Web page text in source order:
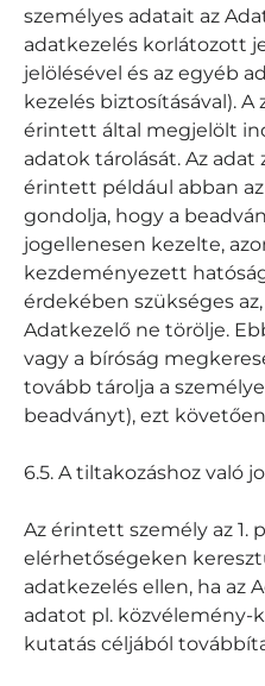
személyes adatait az
adatkezelés korlátozott
jelölésével és az egyéb
kezelés biztosításával).
érintett által megjelölt
adatok tárolását. Az adat
érintett például abban
gondolja, hogy a
jogellenesen kezelte,
kezdeményezett
érdekében szükséges
Adatkezelő ne törölje.
vagy a bíróság
tovább tárolja a
beadványt), ezt
6.5. A tiltakozáshoz való
Az érintett személy az
elérhetőségeken
adatkezelés ellen, ha az
adatot pl. közvélemény-
kutatás céljából